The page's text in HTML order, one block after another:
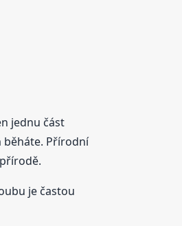
jednu část
běháte. Přírodní
je častou